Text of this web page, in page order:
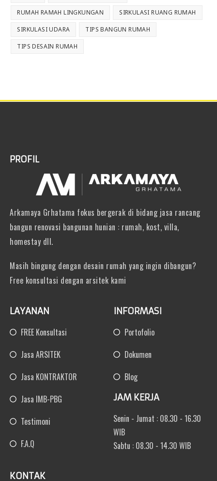
RUMAH RAMAH LINGKUNGAN SIRKULASI RUANG RUMAH
SIRKULASI UDARA TIPS BANGUN RUMAH
TIPS DESAIN RUMAH
PROFIL
Arkamaya Grhatama fokus bergerak di bidang jasa rancang
bangun renovasi bangunan hunian : rumah, kost, villa,
homestay dll.
Masih bingung dengan desain rumah yang ingin dibangun?
Free konsultasi dengan arsitek kami
LAYANAN
FREE Konsultasi
Jasa ARSITEK
Jasa KONTRAKTOR
Jasa IMB-PBG
Testimoni
F.A.Q
INFORMASI
Portofolio
Dokumen
Blog
JAM KERJA
Senin - Jumat : 08.30 - 16.30
WIB
Sabtu : 08.30 - 14.30 WIB
KONTAK